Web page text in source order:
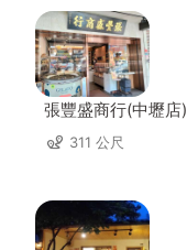
張豐盛商行(中壢店)
311 公尺